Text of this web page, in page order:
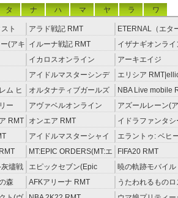
タ ナ ハ マ ヤ ラ ワ
ト
アラド戦記 RMT
ETERNAL（エタ
RMT
(アキ イルーナ戦記 RMT
イザナギオンライ
イカロスオンライン
RMT（予約制）
アーキエイジ
RMT|ArcheAge
約制）
アイドルマスターシンデ
レラガールズ(モバマス)
RMT
エリシア
RMT
ム ヒ
ズ)
オルタナティブガールズ
RMT
NBA Live mobile
ー
アヴァベルオンライン
RMT
アズールレーン(
RMT
RMT オンエア RMT
イドラファンタシ
ーサーガ RMT
アイドルマスターシャイ
ニーカラーズ(シャニマス)
RMT
エラントゥ: ベヒ
ピリット RMT
MT:EPIC ORDERS(MT:エ
ピック・オーダーズ)
RMT
FIFA20 RMT
灰燼戦
エピックセブン(Epic
Seven) RMT
暁の軌跡モバイル
伝説 ） RMT
森
AFKアリーナ RMT
うたわれるもの
ラグ(ロスフラ)